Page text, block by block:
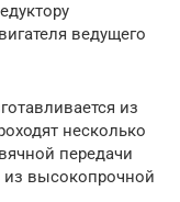
ведущего
из
несколько
передачи
высокопрочной